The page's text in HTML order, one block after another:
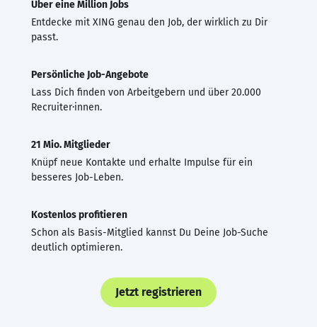
Über eine Million Jobs
Entdecke mit XING genau den Job, der wirklich zu Dir
passt.
Persönliche Job-Angebote
Lass Dich finden von Arbeitgebern und über 20.000
Recruiter·innen.
21 Mio. Mitglieder
Knüpf neue Kontakte und erhalte Impulse für ein
besseres Job-Leben.
Kostenlos profitieren
Schon als Basis-Mitglied kannst Du Deine Job-Suche
deutlich optimieren.
Jetzt registrieren